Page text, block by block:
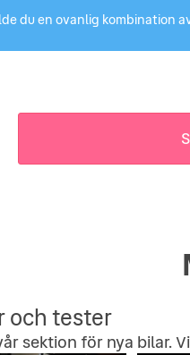
du en ovanlig kombination
och tester
sektion för nya bilar.